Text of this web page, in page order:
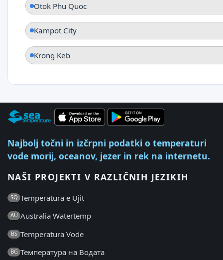
Otok Phu Quoc
Kampot City
Krong Keb
Najbolj točni in izčrpni podatki o temperaturi
vode morij, oceanov, jezer in rek na internetu.
NAŠI PROJEKTI V RAZLIČNIH JEZIKIH
SQ Temperatura e Ujit
AU Australia Watertemp
BS Temperatura Vode
BG Температура на Водата